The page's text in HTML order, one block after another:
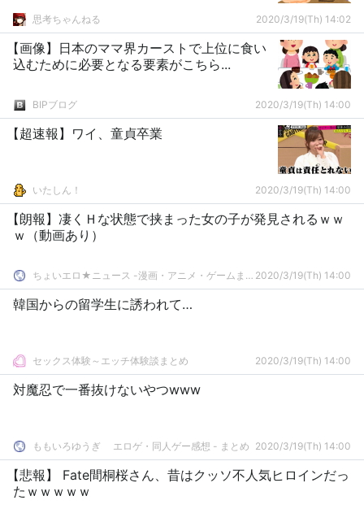
思考ちゃんねる 2020/3/19(Th) 14:02
【画像】日本のママ界カーストで上位に食い
込むために必要となる要素がこちら...
BIPブログ 2020/3/19(Th) 14:00
【超速報】ワイ、童貞卒業
いたしん！ 2020/3/19(Th) 14:00
【朗報】凄くＨな状態で挟まった女の子が発見されるｗｗ
ｗ（動画あり）
ちょいエロ★ニュース -漫画・アニメ・ゲームまとめ- 2020/3/19(Th) 14:00
韓国からの留学生に誘われて…
セックス体験～エッチ体験談まとめ 2020/3/19(Th) 14:00
対魔忍で一番抜けないやつwww
ももいろゆうぎ エロゲ・同人ゲー感想 - まとめ 2020/3/19(Th) 14:00
【悲報】 Fate間桐桜さん、昔はクッソ不人気ヒロインだっ
たｗｗｗｗｗ